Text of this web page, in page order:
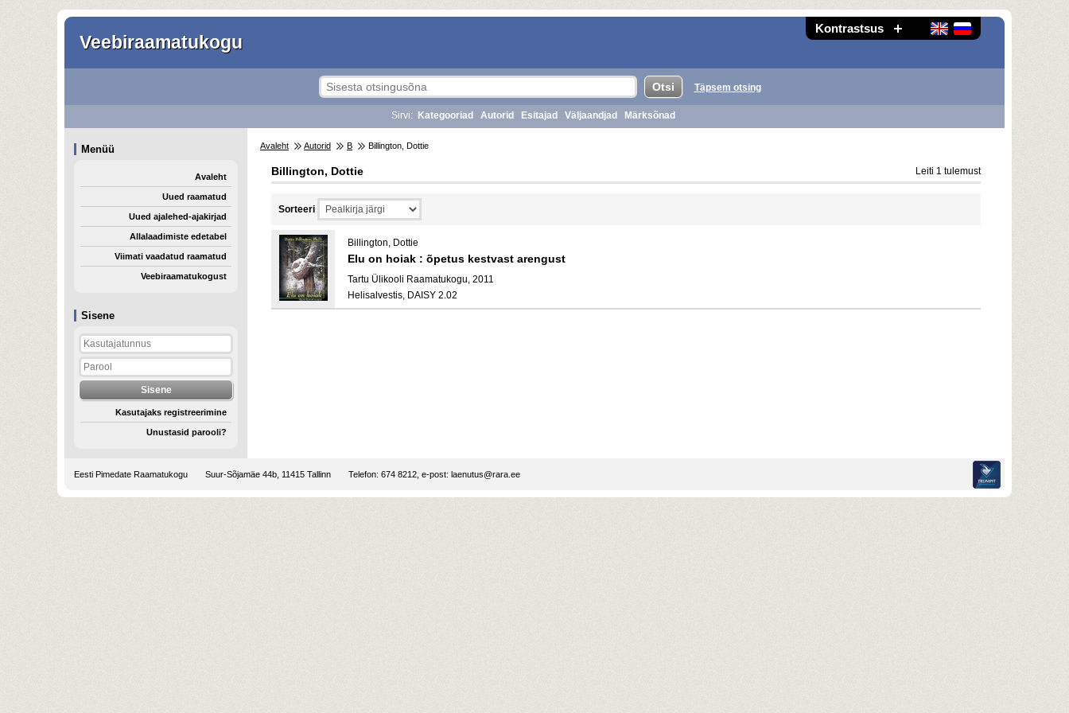
Kontrastsus
Veebiraamatukogu
Sisene
Kasutajaks registreerimine
Unustasid parooli?
Täpsem otsing
Sirvi: Kategooriad Autorid Esitajad Väljaandjad Märksõnad
Menüü
Avaleht
Uued raamatud
Uued ajalehed-ajakirjad
Allalaadimiste edetabel
Viimati vaadatud raamatud
Veebiraamatukogust
Avaleht Autorid B Billington, Dottie
Billington, Dottie Leiti 1 tulemust
Sorteeri
Billington, Dottie
Elu on hoiak : õpetus kestvast arengust
Tartu Ülikooli Raamatukogu, 2011
Helisalvestis, DAISY 2.02
Eesti Pimedate Raamatukogu Suur-Sõjamäe 44b, 11415 Tallinn Telefon: 674 8212, e-post: laenutus@rara.ee